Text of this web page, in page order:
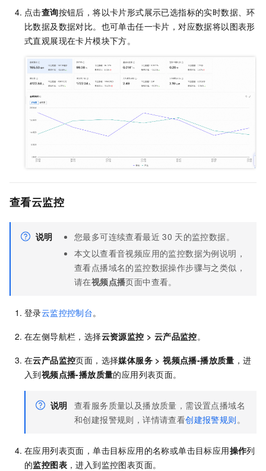
点击查询按钮后，将以卡片形式展示已选指标的实时数据、环
比数据及数据对比。也可单击任一卡片，对应数据将以图表形
式直观展现在卡片模块下方。
查看云监控
说明 您最多可连续查看最近 30 天的监控数据。
本文以查看音视频应用的监控数据为例说明，
查看点播域名的监控数据操作步骤与之类似，
请在视频点播页面中查看。
登录云监控控制台。
在左侧导航栏，选择云资源监控 > 云产品监控。
在云产品监控页面，选择媒体服务 > 视频点播-播放质量 ，进
入到视频点播-播放质量的应用列表页面。
说明 查看服务质量以及播放质量，需设置点播域名
和创建报警规则，详情请查看创建报警规则 。
在应用列表页面，单击目标应用的名称或单击目标应用操作列
的监控图表 ，进入到监控图表页面。